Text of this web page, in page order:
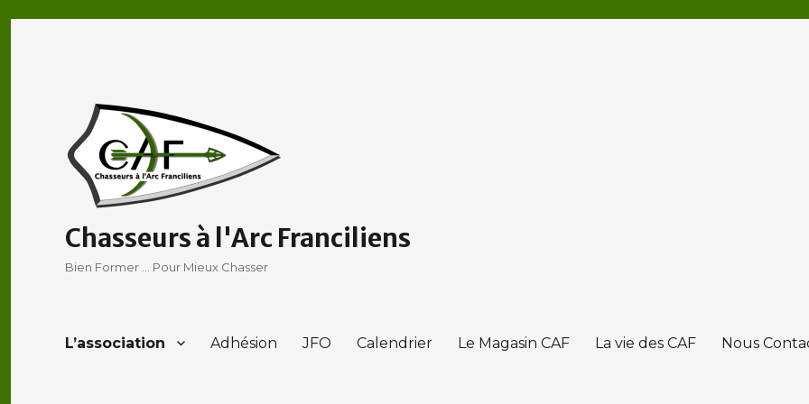
Chasseurs à l'Arc Franciliens
Bien Former … Pour Mieux Chasser
L’association Adhésion JFO Calendrier Le Magasin CAF La vie des CAF Nous